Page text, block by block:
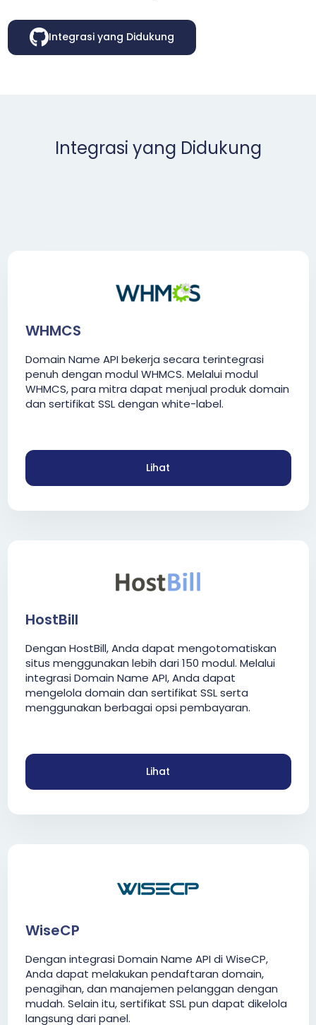
Integrasi yang Didukung
Integrasi yang Didukung
WHMCS
Domain Name API bekerja secara terintegrasi
penuh dengan modul WHMCS. Melalui modul
WHMCS, para mitra dapat menjual produk domain
dan sertifikat SSL dengan white-label.
Lihat
HostBill
Dengan HostBill, Anda dapat mengotomatiskan
situs menggunakan lebih dari 150 modul. Melalui
integrasi Domain Name API, Anda dapat
mengelola domain dan sertifikat SSL serta
menggunakan berbagai opsi pembayaran.
Lihat
WiseCP
Dengan integrasi Domain Name API di WiseCP,
Anda dapat melakukan pendaftaran domain,
penagihan, dan manajemen pelanggan dengan
mudah. Selain itu, sertifikat SSL pun dapat dikelola
langsung dari panel.